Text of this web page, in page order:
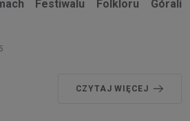
Festiwalu Folkloru Górali
CZYTAJ WIĘCEJ